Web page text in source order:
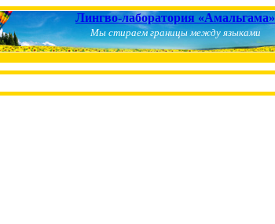
Лингво-лаборатория «Амальгама»
Мы стираем границы между языками